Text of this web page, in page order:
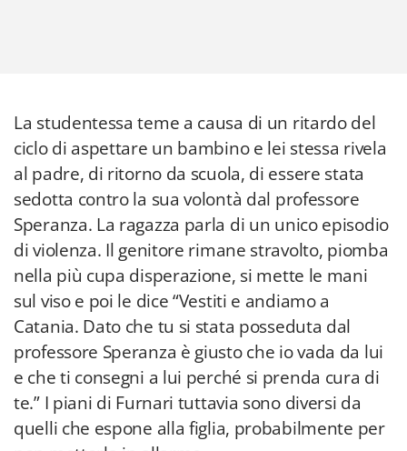
La studentessa teme a causa di un ritardo del
ciclo di aspettare un bambino e lei stessa rivela
al padre, di ritorno da scuola, di essere stata
sedotta contro la sua volontà dal professore
Speranza. La ragazza parla di un unico episodio
di violenza. Il genitore rimane stravolto, piomba
nella più cupa disperazione, si mette le mani
sul viso e poi le dice “Vestiti e andiamo a
Catania. Dato che tu si stata posseduta dal
professore Speranza è giusto che io vada da lui
e che ti consegni a lui perché si prenda cura di
te.” I piani di Furnari tuttavia sono diversi da
quelli che espone alla figlia, probabilmente per